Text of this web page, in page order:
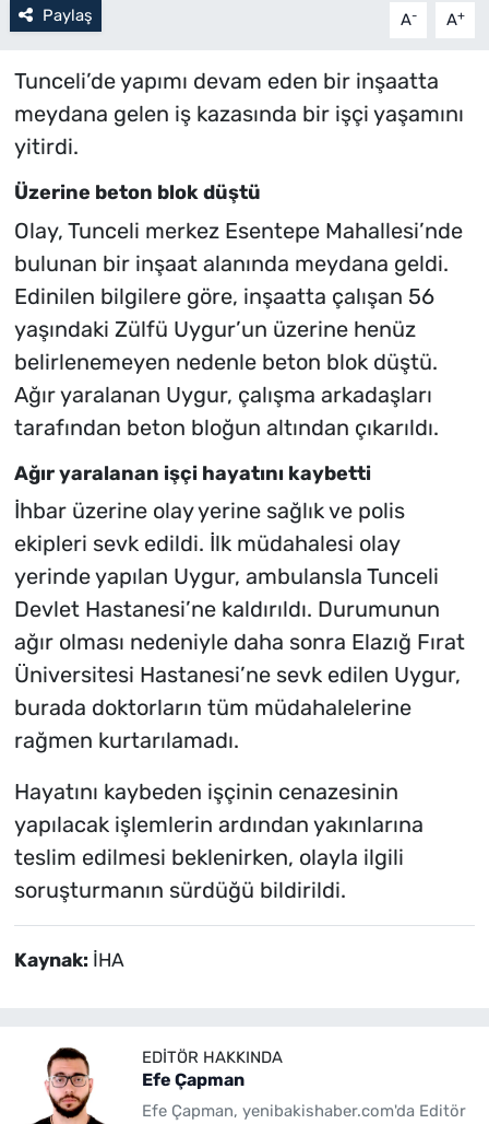
Paylaş A- A+
Tunceli’de yapımı devam eden bir inşaatta
meydana gelen iş kazasında bir işçi yaşamını
yitirdi.
Üzerine beton blok düştü
Olay, Tunceli merkez Esentepe Mahallesi’nde
bulunan bir inşaat alanında meydana geldi.
Edinilen bilgilere göre, inşaatta çalışan 56
yaşındaki Zülfü Uygur’un üzerine henüz
belirlenemeyen nedenle beton blok düştü.
Ağır yaralanan Uygur, çalışma arkadaşları
tarafından beton bloğun altından çıkarıldı.
Ağır yaralanan işçi hayatını kaybetti
İhbar üzerine olay yerine sağlık ve polis
ekipleri sevk edildi. İlk müdahalesi olay
yerinde yapılan Uygur, ambulansla Tunceli
Devlet Hastanesi’ne kaldırıldı. Durumunun
ağır olması nedeniyle daha sonra Elazığ Fırat
Üniversitesi Hastanesi’ne sevk edilen Uygur,
burada doktorların tüm müdahalelerine
rağmen kurtarılamadı.
Hayatını kaybeden işçinin cenazesinin
yapılacak işlemlerin ardından yakınlarına
teslim edilmesi beklenirken, olayla ilgili
soruşturmanın sürdüğü bildirildi.
Kaynak: İHA
EDITÖR HAKKINDA
Efe Çapman
Efe Çapman, yenibakishaber.com'da Editör